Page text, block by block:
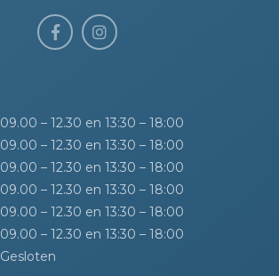
09.00 – 12.30 en 13:30 – 18:00
09.00 – 12.30 en 13:30 – 18:00
09.00 – 12.30 en 13:30 – 18:00
09.00 – 12.30 en 13:30 – 18:00
09.00 – 12.30 en 13:30 – 18:00
09.00 – 12.30 en 13:30 – 18:00
Gesloten